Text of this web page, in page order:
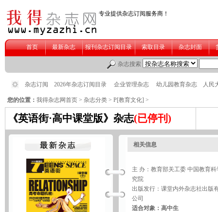
您的位置： 我得杂志网首页 > 杂志分类 > P[教育文化] >
《英语街·高中课堂版》杂志(已停刊)
相关信息
主 办：教育部关工委 中国教育科
究院
出版发行：课堂内外杂志社出版
公司
适合对象：高中生